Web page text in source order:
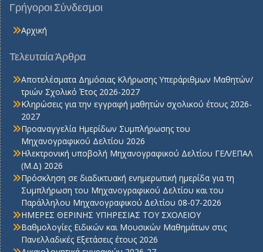
Γρήγοροι Σύνδεσμοι
Αρχική
Τελευταία Άρθρα
Αποτελέσματα Δημόσιας Κλήρωσης Υπεράριθμων Μαθητών/
τριών Σχολικό Έτος 2026-2027
Κληρώσεις για την εγγραφή μαθητών σχολικού έτους 2026-
2027
Προαναγγελία Ημερίδων Συμπλήρωσης του
Μηχανογραφικού Δελτίου 2026
Ηλεκτρονική υποβολή Μηχανογραφικού Δελτίου ΓΕΛ/ΕΠΑΛ
(Μ.Δ) 2026
Πρόσκληση σε διαδικτυακή ενημερωτική ημερίδα για τη
Συμπλήρωση του Μηχανογραφικού Δελτίου και του
Παράλληλου Μηχανογραφικού Δελτίου 08-07-2026
ΗΜΕΡΕΣ ΘΕΡΙΝΗΣ ΥΠΗΡΕΣΙΑΣ ΤΟΥ ΣΧΟΛΕΙΟΥ
Βαθμολογίες Ειδικών και Μουσικών Μαθημάτων στις
Πανελλαδικές Εξετάσεις έτους 2026